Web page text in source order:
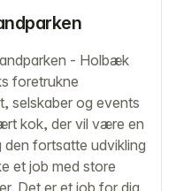
- Holbæk
foretrukne
selskaber og events
kok, der vil være en
den fortsatte udvikling
et job med store
Det er et job for dig,